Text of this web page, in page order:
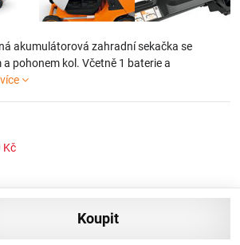
akumulátorová zahradní sekačka se
pohonem kol. Včetně 1 baterie a
Kč
koupit